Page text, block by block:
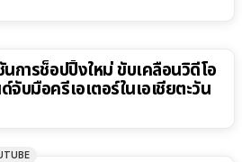
การช็อปปิ้งใหม่ ขับเคลื่อนวิดีโอ
บมือครีเอเตอร์ในเอเชียตะวัน